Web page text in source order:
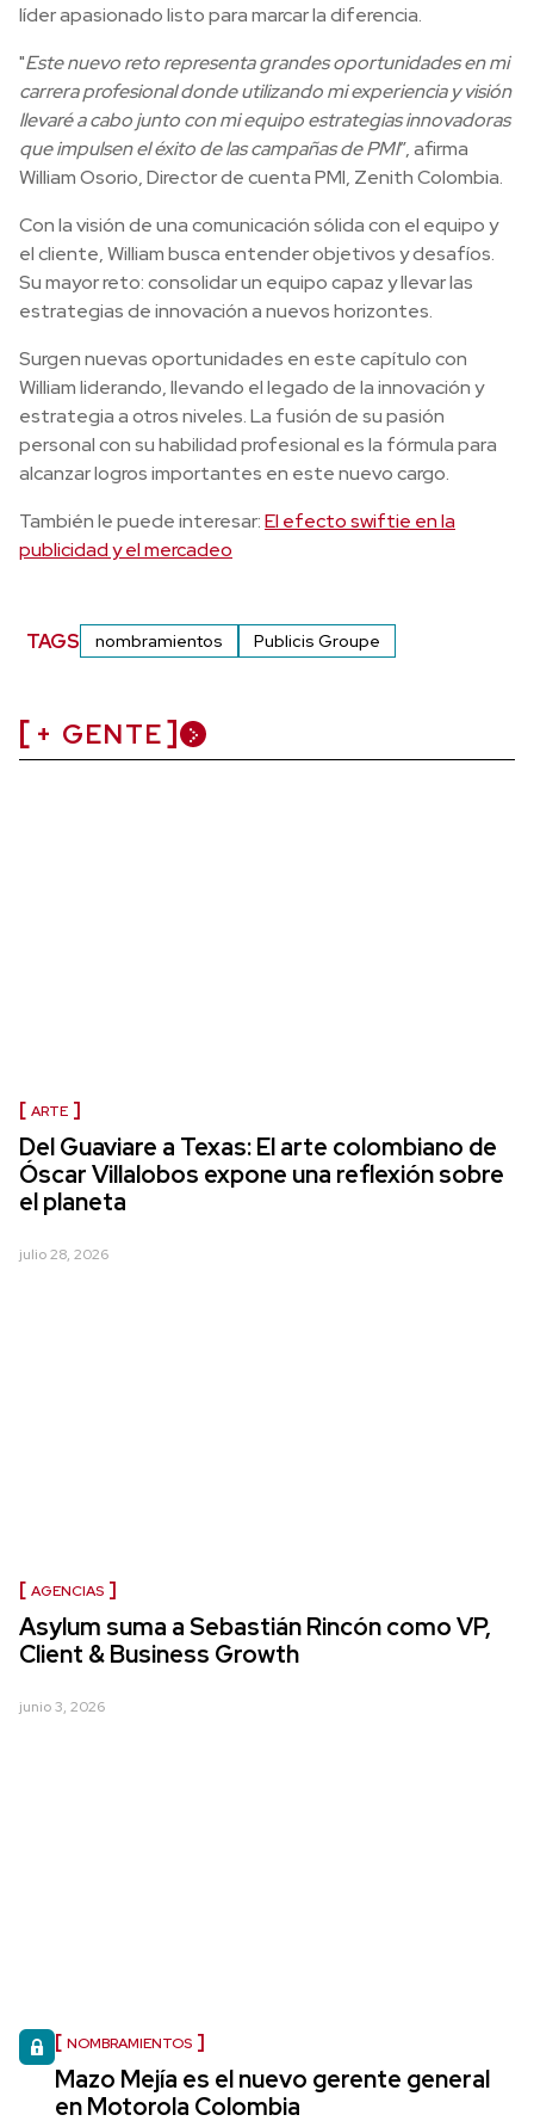
líder apasionado listo para marcar la diferencia.
"Este nuevo reto representa grandes oportunidades en mi
carrera profesional donde utilizando mi experiencia y visión
llevaré a cabo junto con mi equipo estrategias innovadoras
que impulsen el éxito de las campañas de PMI”, afirma
William Osorio, Director de cuenta PMI, Zenith Colombia.
Con la visión de una comunicación sólida con el equipo y
el cliente, William busca entender objetivos y desafíos.
Su mayor reto: consolidar un equipo capaz y llevar las
estrategias de innovación a nuevos horizontes.
Surgen nuevas oportunidades en este capítulo con
William liderando, llevando el legado de la innovación y
estrategia a otros niveles. La fusión de su pasión
personal con su habilidad profesional es la fórmula para
alcanzar logros importantes en este nuevo cargo.
También le puede interesar:El efecto swiftie en la
publicidad y el mercadeo
TAGS nombramientos Publicis Groupe
+ GENTE
ARTE
Del Guaviare a Texas: El arte colombiano de
Óscar Villalobos expone una reflexión sobre
el planeta
julio 28, 2026
AGENCIAS
Asylum suma a Sebastián Rincón como VP,
Client & Business Growth
junio 3, 2026
NOMBRAMIENTOS
Mazo Mejía es el nuevo gerente general
en Motorola Colombia